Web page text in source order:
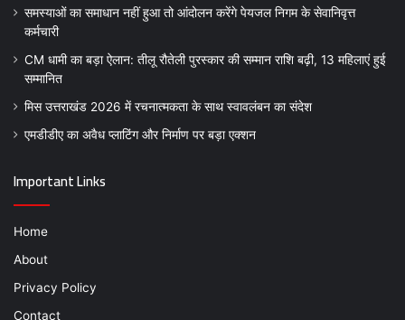
समस्याओं का समाधान नहीं हुआ तो आंदोलन करेंगे पेयजल निगम के सेवानिवृत्त
कर्मचारी
CM धामी का बड़ा ऐलान: तीलू रौतेली पुरस्कार की सम्मान राशि बढ़ी, 13 महिलाएं हुई
सम्मानित
मिस उत्तराखंड 2026 में रचनात्मकता के साथ स्वावलंबन का संदेश
एमडीडीए का अवैध प्लाटिंग और निर्माण पर बड़ा एक्शन
Important Links
Home
About
Privacy Policy
Contact